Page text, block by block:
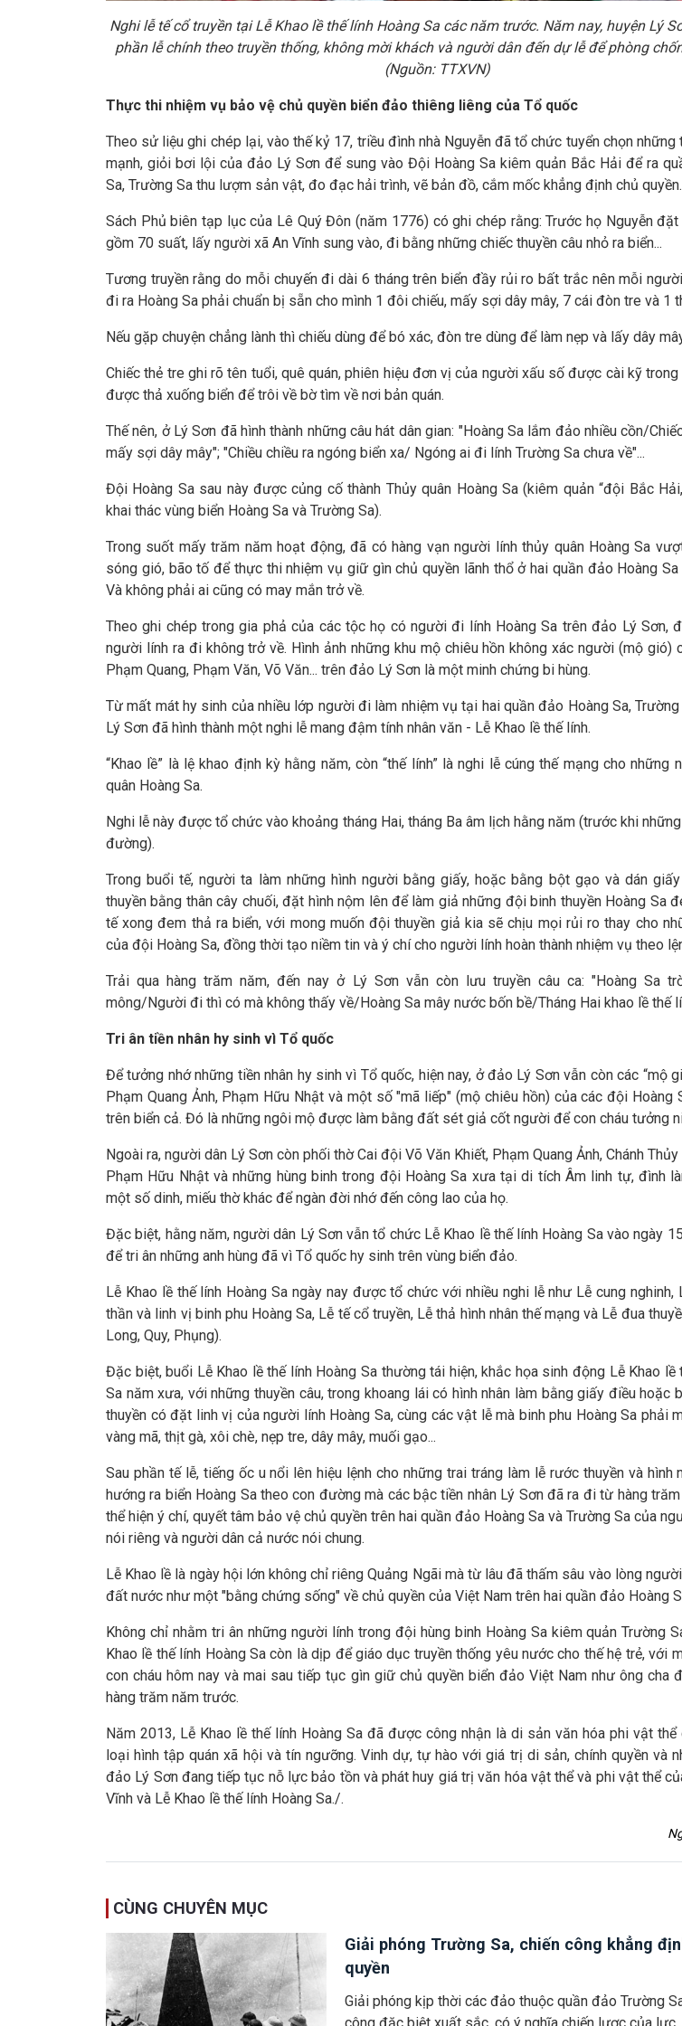
Nghi lễ tế cổ truyền tại Lễ Khao lề thế lính Hoàng Sa các năm trước. Năm nay, huyện Lý
phần lễ chính theo truyền thống, không mời khách và người dân đến dự lễ để phòng
(Nguồn: TTXVN)
Thực thi nhiệm vụ bảo vệ chủ quyền biển đảo thiêng liêng của Tổ quốc
Theo sử liệu ghi chép lại, vào thế kỷ 17, triều đình nhà Nguyễn đã tổ chức tuyển chọn những
mạnh, giỏi bơi lội của đảo Lý Sơn để sung vào Đội Hoàng Sa kiêm quản Bắc Hải để ra
Sa, Trường Sa thu lượm sản vật, đo đạc hải trình, vẽ bản đồ, cắm mốc khẳng định chủ quyền.
Sách Phủ biên tạp lục của Lê Quý Đôn (năm 1776) có ghi chép rằng: Trước họ Nguyễn
gồm 70 suất, lấy người xã An Vĩnh sung vào, đi bằng những chiếc thuyền câu nhỏ ra biển...
Tương truyền rằng do mỗi chuyến đi dài 6 tháng trên biển đầy rủi ro bất trắc nên mỗi
đi ra Hoàng Sa phải chuẩn bị sẵn cho mình 1 đôi chiếu, mấy sợi dây mây, 7 cái đòn tre và 1
Nếu gặp chuyện chẳng lành thì chiếu dùng để bó xác, đòn tre dùng để làm nẹp và lấy dây
Chiếc thẻ tre ghi rõ tên tuổi, quê quán, phiên hiệu đơn vị của người xấu số được cài kỹ
được thả xuống biển để trôi về bờ tìm về nơi bản quán.
Thế nên, ở Lý Sơn đã hình thành những câu hát dân gian: "Hoàng Sa lắm đảo nhiều cồn/
mấy sợi dây mây"; "Chiều chiều ra ngóng biển xa/ Ngóng ai đi lính Trường Sa chưa về"...
Đội Hoàng Sa sau này được củng cố thành Thủy quân Hoàng Sa (kiêm quản “đội Bắc
khai thác vùng biển Hoàng Sa và Trường Sa).
Trong suốt mấy trăm năm hoạt động, đã có hàng vạn người lính thủy quân Hoàng Sa
sóng gió, bão tố để thực thi nhiệm vụ giữ gìn chủ quyền lãnh thổ ở hai quần đảo Hoàng Sa
Và không phải ai cũng có may mắn trở về.
Theo ghi chép trong gia phả của các tộc họ có người đi lính Hoàng Sa trên đảo Lý Sơn,
người lính ra đi không trở về. Hình ảnh những khu mộ chiêu hồn không xác người (mộ gió)
Phạm Quang, Phạm Văn, Võ Văn... trên đảo Lý Sơn là một minh chứng bi hùng.
Từ mất mát hy sinh của nhiều lớp người đi làm nhiệm vụ tại hai quần đảo Hoàng Sa,
Lý Sơn đã hình thành một nghi lễ mang đậm tính nhân văn - Lễ Khao lề thế lính.
“Khao lề” là lệ khao định kỳ hằng năm, còn “thế lính” là nghi lễ cúng thế mạng cho những
quân Hoàng Sa.
Nghi lễ này được tổ chức vào khoảng tháng Hai, tháng Ba âm lịch hằng năm (trước khi
đường).
Trong buổi tế, người ta làm những hình người bằng giấy, hoặc bằng bột gạo và dán
thuyền bằng thân cây chuối, đặt hình nộm lên để làm giả những đội binh thuyền Hoàng Sa
tế xong đem thả ra biển, với mong muốn đội thuyền giả kia sẽ chịu mọi rủi ro thay cho
của đội Hoàng Sa, đồng thời tạo niềm tin và ý chí cho người lính hoàn thành nhiệm vụ theo
Trải qua hàng trăm năm, đến nay ở Lý Sơn vẫn còn lưu truyền câu ca: "Hoàng Sa
mông/Người đi thì có mà không thấy về/Hoàng Sa mây nước bốn bề/Tháng Hai khao lề thế
Tri ân tiền nhân hy sinh vì Tổ quốc
Để tưởng nhớ những tiền nhân hy sinh vì Tổ quốc, hiện nay, ở đảo Lý Sơn vẫn còn các “mộ
Phạm Quang Ảnh, Phạm Hữu Nhật và một số "mã liếp" (mộ chiêu hồn) của các đội Hoàng
trên biển cả. Đó là những ngôi mộ được làm bằng đất sét giả cốt người để con cháu tưởng
Ngoài ra, người dân Lý Sơn còn phối thờ Cai đội Võ Văn Khiết, Phạm Quang Ảnh, Chánh
Phạm Hữu Nhật và những hùng binh trong đội Hoàng Sa xưa tại di tích Âm linh tự, đình
một số dinh, miếu thờ khác để ngàn đời nhớ đến công lao của họ.
Đặc biệt, hằng năm, người dân Lý Sơn vẫn tổ chức Lễ Khao lề thế lính Hoàng Sa vào ngày
để tri ân những anh hùng đã vì Tổ quốc hy sinh trên vùng biển đảo.
Lễ Khao lề thế lính Hoàng Sa ngày nay được tổ chức với nhiều nghi lễ như Lễ cung nghinh,
thần và linh vị binh phu Hoàng Sa, Lễ tế cổ truyền, Lễ thả hình nhân thế mạng và Lễ đua
Long, Quy, Phụng).
Đặc biệt, buổi Lễ Khao lề thế lính Hoàng Sa thường tái hiện, khắc họa sinh động Lễ Khao lề
Sa năm xưa, với những thuyền câu, trong khoang lái có hình nhân làm bằng giấy điều hoặc
thuyền có đặt linh vị của người lính Hoàng Sa, cùng các vật lễ mà binh phu Hoàng Sa phải
vàng mã, thịt gà, xôi chè, nẹp tre, dây mây, muối gạo...
Sau phần tế lễ, tiếng ốc u nổi lên hiệu lệnh cho những trai tráng làm lễ rước thuyền và hình
hướng ra biển Hoàng Sa theo con đường mà các bậc tiền nhân Lý Sơn đã ra đi từ hàng
thể hiện ý chí, quyết tâm bảo vệ chủ quyền trên hai quần đảo Hoàng Sa và Trường Sa của
nói riêng và người dân cả nước nói chung.
Lễ Khao lề là ngày hội lớn không chỉ riêng Quảng Ngãi mà từ lâu đã thấm sâu vào lòng
đất nước như một "bằng chứng sống" về chủ quyền của Việt Nam trên hai quần đảo Hoàng
Không chỉ nhằm tri ân những người lính trong đội hùng binh Hoàng Sa kiêm quản Trường
Khao lề thế lính Hoàng Sa còn là dịp để giáo dục truyền thống yêu nước cho thế hệ trẻ, với
con cháu hôm nay và mai sau tiếp tục gìn giữ chủ quyền biển đảo Việt Nam như ông cha
hàng trăm năm trước.
Năm 2013, Lễ Khao lề thế lính Hoàng Sa đã được công nhận là di sản văn hóa phi vật
loại hình tập quán xã hội và tín ngưỡng. Vinh dự, tự hào với giá trị di sản, chính quyền và
đảo Lý Sơn đang tiếp tục nỗ lực bảo tồn và phát huy giá trị văn hóa vật thể và phi vật thể
Vĩnh và Lễ Khao lề thế lính Hoàng Sa./.
CÙNG CHUYÊN MỤC
Giải phóng Trường Sa, chiến công khẳng
quyền
Giải phóng kịp thời các đảo thuộc quần đảo Trường